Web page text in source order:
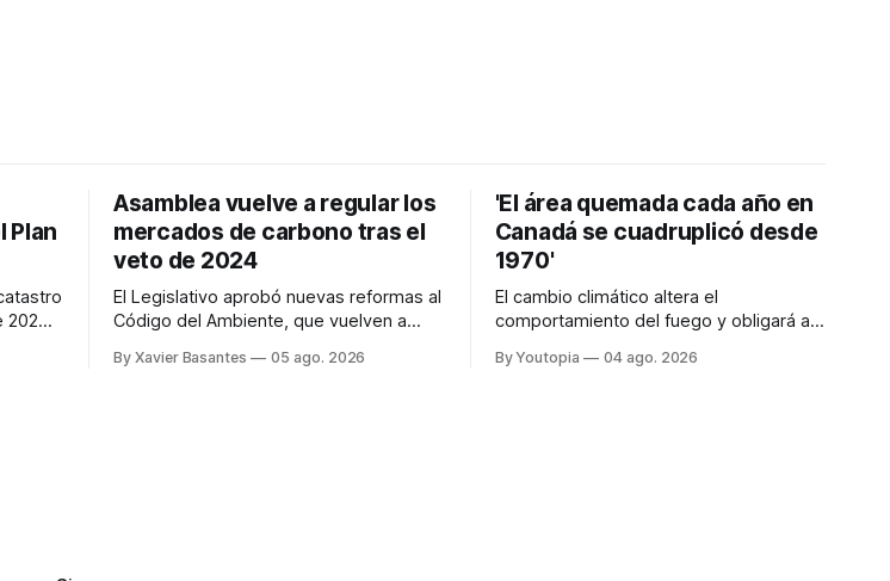
Plan
2026.
Asamblea vuelve a regular los
mercados de carbono tras el
veto de 2024
El Legislativo aprobó nuevas reformas al
Código del Ambiente, que vuelven a
veto total del Ejecutivo en 2024.
By Xavier Basantes 05 ago. 2026
'El área quemada cada año en
Canadá se cuadruplicó desde
1970'
El cambio climático altera el
comportamiento del fuego y obligará a
lo previene y combate, según el experto
By Youtopia 04 ago. 2026